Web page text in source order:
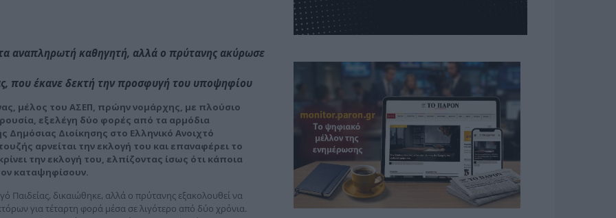
αναπληρωτή καθηγητή, αλλά ο πρύτανης ακύρωσε
που έκανε δεκτή την προσφυγή του υποψηφίου
μέλος του ΑΣΕΠ, πρώην νομάρχης, με πλούσιο
εξελέγη δύο φορές από τα αρμόδια
Διοίκησης στο Ελληνικό Ανοιχτό
αρνείται την εκλογή του και επαναφέρει το
την εκλογή του, ελπίζοντας ίσως ότι κάποια
καταψηφίσουν.
Παιδείας, δικαιώθηκε, αλλά ο πρύτανης εξακολουθεί να
για τέταρτη φορά μέσα σε λιγότερο από δύο χρόνια.